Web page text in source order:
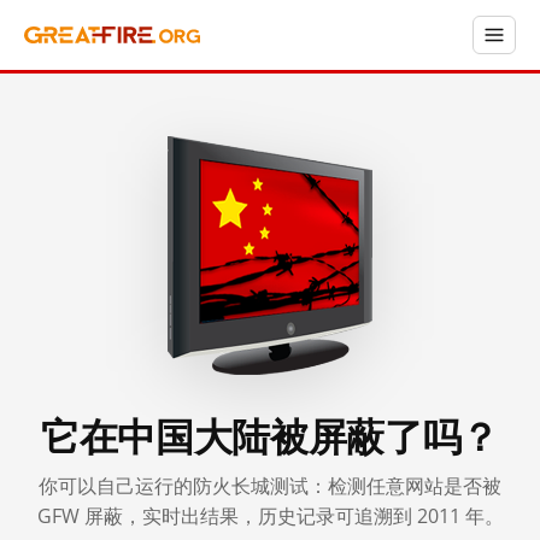
它在中国大陆被屏蔽了吗？
你可以自己运行的防火长城测试：检测任意网站是否被
GFW 屏蔽，实时出结果，历史记录可追溯到 2011 年。